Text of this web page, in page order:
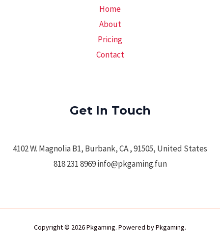
Home
About
Pricing
Contact
Get In Touch
4102 W. Magnolia B1, Burbank, CA., 91505, United States
818 231 8969 info@pkgaming.fun
Copyright © 2026 Pkgaming. Powered by Pkgaming.